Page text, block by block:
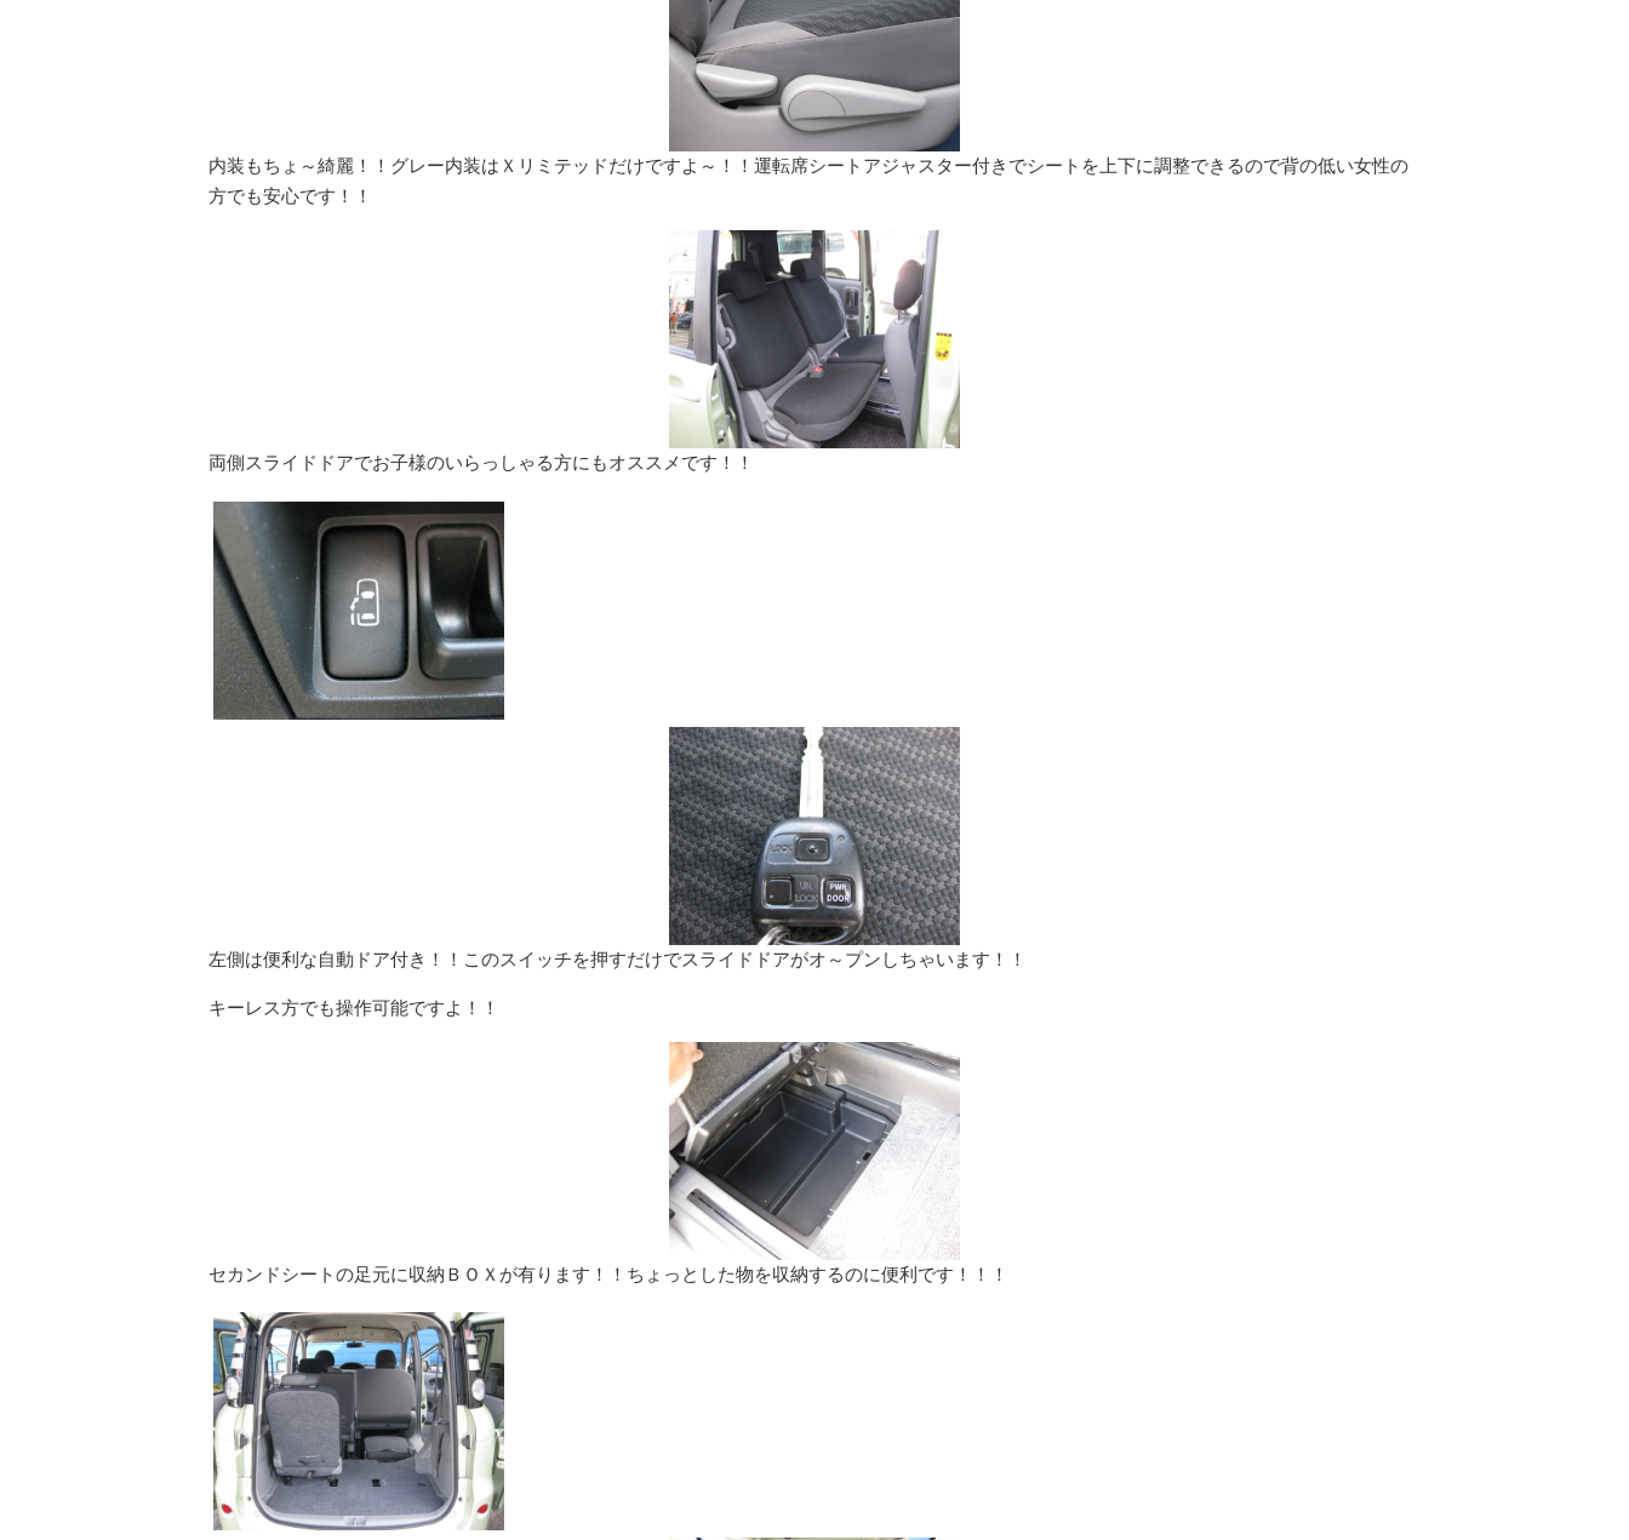
内装もちょ～綺麗！！グレー内装はＸリミテッドだけですよ～！！運転席シートアジャスター付きでシートを上下に調整できるので背の低い女性の
方でも安心です！！
両側スライドドアでお子様のいらっしゃる方にもオススメです！！
左側は便利な自動ドア付き！！このスイッチを押すだけでスライドドアがオ～プンしちゃいます！！
キーレス方でも操作可能ですよ！！
セカンドシートの足元に収納ＢＯＸが有ります！！ちょっとした物を収納するのに便利です！！！